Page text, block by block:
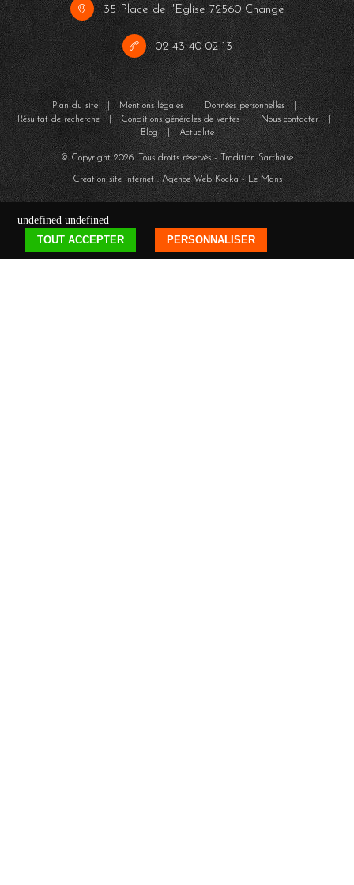
35 Place de l'Eglise 72560 Changé
02 43 40 02 13
Plan du site| Mentions légales| Données personnelles|
Résultat de recherche| Conditions générales de ventes | Nous contacter|
Blog| Actualité
© Copyright2026. Tous droits réservés - Tradition Sarthoise
Création site internet : Agence WebKocka- Le Mans
undefined undefined
TOUT ACCEPTER
PERSONNALISER